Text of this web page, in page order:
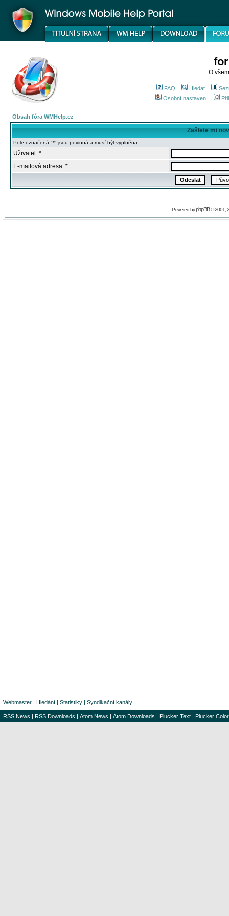
O
FAQ Hledat
Osobní nastavení
Obsah fóra WMHelp.cz
Zašlete mi
Pole označená "*" jsou povinná a musí být vyplněna
Uživatel: *
E-mailová adresa: *
Powered byphpBB© 2001,
Webmaster | Hledání | Statistiky | Syndikační kanály
RSS News | RSS Downloads | Atom News | Atom Downloads | Plucker Text | Plucker Color